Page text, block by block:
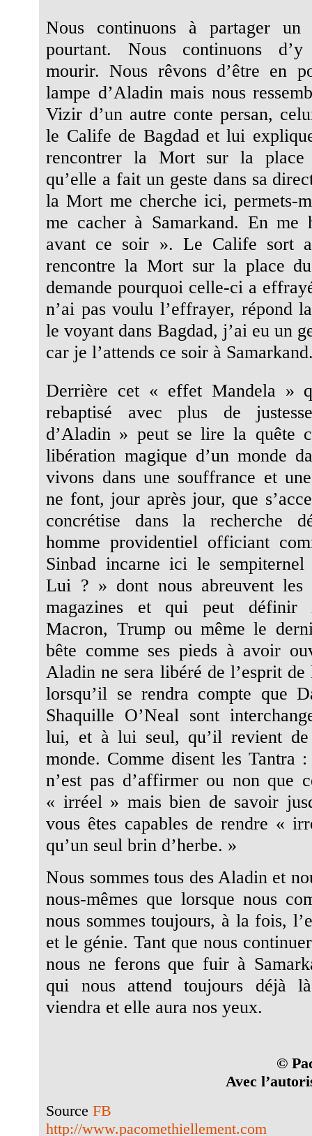
Nous continuons à partager un
pourtant. Nous continuons
mourir. Nous rêvons d’être en
lampe d’Aladin mais nous
Vizir d’un autre conte persan,
le Calife de Bagdad et lui
rencontrer la Mort sur la place
qu’elle a fait un geste dans sa
la Mort me cherche ici, permets-
me cacher à Samarkand. En me
avant ce soir ». Le Calife sort
rencontre la Mort sur la place
demande pourquoi celle-ci a
n’ai pas voulu l’effrayer, répond
le voyant dans Bagdad, j’ai eu un
car je l’attends ce soir à
Derrière cet « effet Mandela »
rebaptisé avec plus de
d’Aladin » peut se lire la quête
libération magique d’un monde
vivons dans une souffrance et
ne font, jour après jour, que
concrétise dans la recherche
homme providentiel officiant
Sinbad incarne ici le
Lui ? » dont nous abreuvent les
magazines et qui peut définir
Macron, Trump ou même le
bête comme ses pieds à avoir
Aladin ne sera libéré de l’esprit
lorsqu’il se rendra compte que
Shaquille O’Neal sont
lui, et à lui seul, qu’il revient de
monde. Comme disent les Tantra
n’est pas d’affirmer ou non que
« irréel » mais bien de savoir
vous êtes capables de rendre «
qu’un seul brin d’herbe. »
Nous sommes tous des Aladin et
nous-mêmes que lorsque nous
nous sommes toujours, à la fois,
et le génie. Tant que nous
nous ne ferons que fuir à
qui nous attend toujours déjà
viendra et elle aura nos yeux.
©
Avec
SourceFB
http://www.pacomethiellement.com